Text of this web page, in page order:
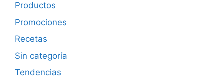
Productos
Promociones
Recetas
Sin categoría
Tendencias